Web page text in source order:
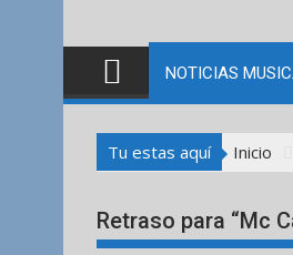
NOTICIAS
Tu estas aquí Inicio
Retraso para “Mc